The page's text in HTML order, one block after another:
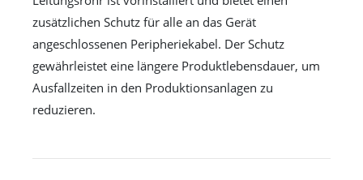
zusätzlichen Schutz für alle an das Gerät
angeschlossenen Peripheriekabel. Der Schutz
gewährleistet eine längere Produktlebensdauer, um
Ausfallzeiten in den Produktionsanlagen zu
reduzieren.